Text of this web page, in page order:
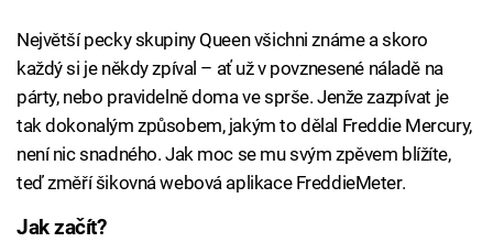
Největší pecky skupiny Queen všichni známe a skoro
každý si je někdy zpíval – ať už v povznesené náladě na
párty, nebo pravidelně doma ve sprše. Jenže zazpívat je
tak dokonalým způsobem, jakým to dělal Freddie Mercury,
není nic snadného. Jak moc se mu svým zpěvem blížíte,
teď změří šikovná webová aplikace FreddieMeter.
Jak začít?